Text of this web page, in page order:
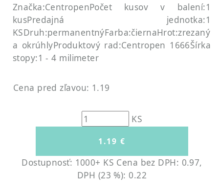
Značka:CentropenPočet kusov v balení:1
kusPredajná jednotka:1
KSDruh:permanentnýFarba:čiernaHrot:zrezaný
a okrúhlyProduktový rad:Centropen 1666Šírka
stopy:1 - 4 milimeter
Cena pred zľavou: 1.19
KS
Dostupnosť: 1000+ KS Cena bez DPH: 0.97,
DPH (23 %): 0.22